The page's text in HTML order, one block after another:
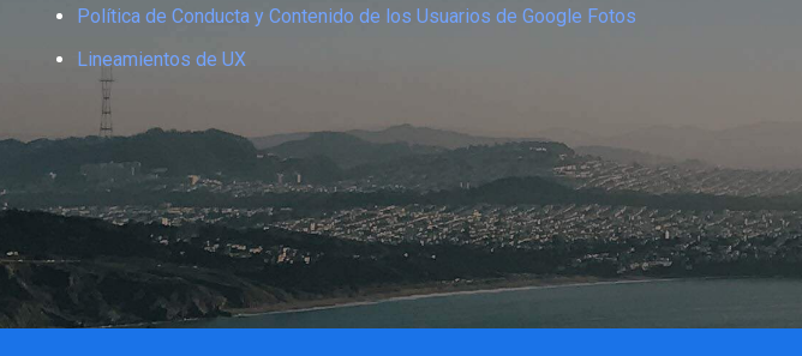
Política de Conducta y Contenido de los Usuarios de Google Fotos
Lineamientos de UX